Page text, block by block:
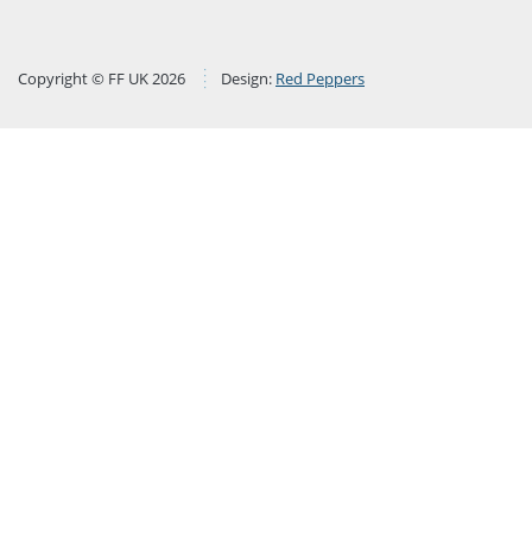
Copyright © FF UK 2026 Design: Red Peppers